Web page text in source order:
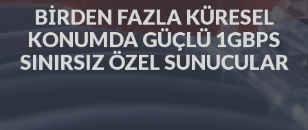
BIRDEN FAZLA KÜRESEL
KONUMDA GÜÇLÜ 1GBPS
SINIRSIZ ÖZEL SUNUCULAR